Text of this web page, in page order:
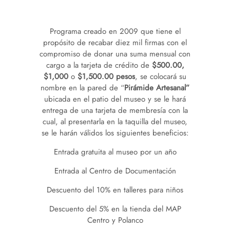
Programa creado en 2009 que tiene el
propósito de recabar diez mil firmas con el
compromiso de donar una suma mensual con
cargo a la tarjeta de crédito de $500.00,
$1,000 o $1,500.00 pesos, se colocará su
nombre en la pared de “Pirámide Artesanal”
ubicada en el patio del museo y se le hará
entrega de una tarjeta de membresía con la
cual, al presentarla en la taquilla del museo,
se le harán válidos los siguientes beneficios:
Entrada gratuita al museo por un año
Entrada al Centro de Documentación
Descuento del 10% en talleres para niños
Descuento del 5% en la tienda del MAP
Centro y Polanco